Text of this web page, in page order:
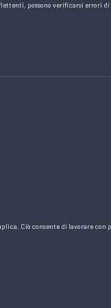
possono verificarsi errori di
Ciò consente di lavorare